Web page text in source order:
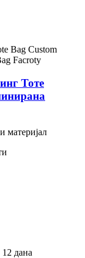
Тоте
материјал
дана